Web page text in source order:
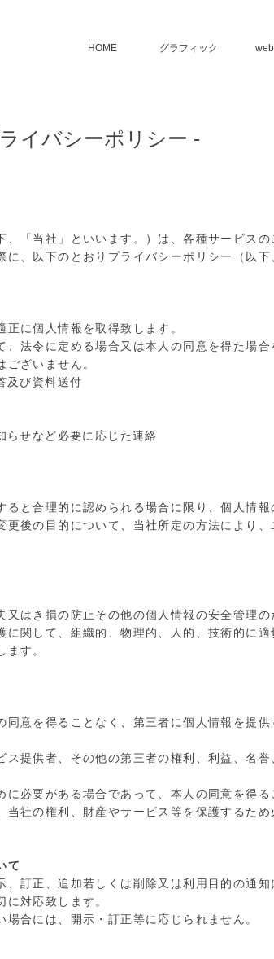
HOME グラフィック
イバシーポリシー -
「当社」といいます。）は、各種サービス
、以下のとおりプライバシーポリシー（以下
に個人情報を取得致します。
、法令に定める場合又は本人の同意を得た場
ざいません。
及び資料送付
せなど必要に応じた連絡
と合理的に認められる場合に限り、個人情
後の目的について、当社所定の方法により
又はき損の防止その他の個人情報の安全管理
に関して、組織的、物理的、人的、技術的に
す。
意を得ることなく、第三者に個人情報を提供
ス提供者、その他の第三者の権利、利益、名
に必要がある場合であって、本人の同意を得
当社の権利、財産やサービス等を保護するた
て
、訂正、追加若しくは削除又は利用目的の通
対応致します。
合には、開示・訂正等に応じられません。